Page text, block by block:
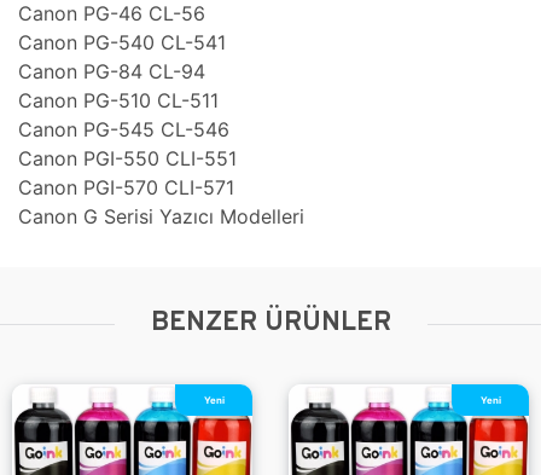
Canon PG-46 CL-56
Canon PG-540 CL-541
Canon PG-84 CL-94
Canon PG-510 CL-511
Canon PG-545 CL-546
Canon PGI-550 CLI-551
Canon PGI-570 CLI-571
Canon G Serisi Yazıcı Modelleri
BENZER ÜRÜNLER
Yeni Yeni